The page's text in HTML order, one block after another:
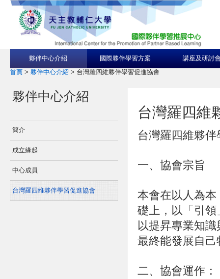
夥伴中心介紹 國際夥伴學習方案 講座及研討
首頁 > 夥伴中心介紹 > 台灣羅四維夥伴學習促進協會
夥伴中心介紹
簡介
成立緣起
中心成員
台灣羅四維夥伴學習促進協會
台灣羅四維
台灣羅四維夥
一、協會宗旨
本會在以人為
礎上，以「引
以提昇專業知
最終能發展自
二、協會運作：